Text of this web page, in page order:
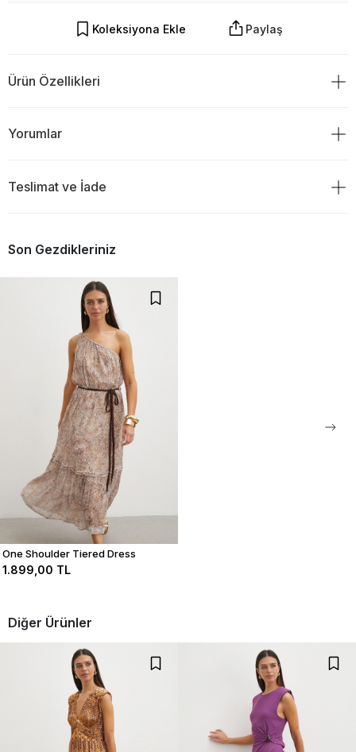
Koleksiyona Ekle Paylaş
Ürün Özellikleri
Yorumlar
Ürün Değerlendirmeleri
Bu ürün ile ilgili düşüncelerinizi paylaşın
Teslimat ve İade
Ürünü sipariş verdiğiniz gün saat 18:00 ve öncesi ise siparişiniz
Eğer kargoyu saat 18:00`den sonra verdiyseniz ürününüzün
stoklarda olması durumunda ertesi gün kargolama yapılmaktadır.
Son Gezdikleriniz
One Shoulder Tiered Dress
1.899,00 TL
Diğer Ürünler